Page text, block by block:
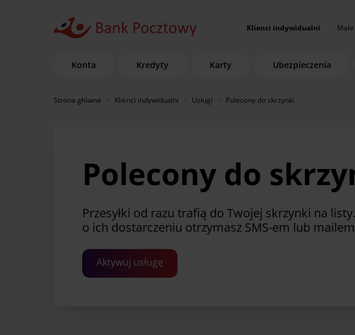
Klienci indywidualni
Konta Kredyty Karty Ubezpieczenia
Strona główna Klienci indywidualni Usługi Polecony do skrzynki
Polecony do
Przesyłki od razu trafią do Twojej skrzynki na
o ich dostarczeniu otrzymasz SMS-em lub
Aktywuj usługę